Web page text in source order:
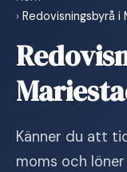
› Redovisningsbyrå i
Känner du att
moms och